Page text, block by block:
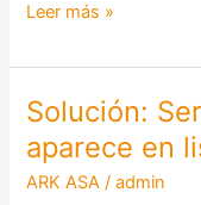
Leer más »
Solución:
aparece en
ARK ASA /admin
Solución:
ARK
ASA